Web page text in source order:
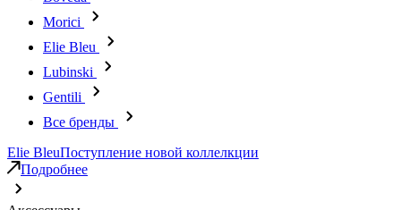
Morici
Elie Bleu
Lubinski
Gentili
Все бренды
Elie BleuПоступление новой коллелкции
Подробнее